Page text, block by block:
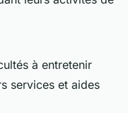
à entretenir
services et aides